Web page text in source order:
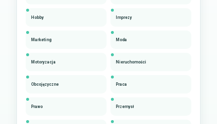
Hobby Imprezy
Marketing Moda
Motoryzacja Nieruchomości
Obcojęzyczne Praca
Prawo Przemysł